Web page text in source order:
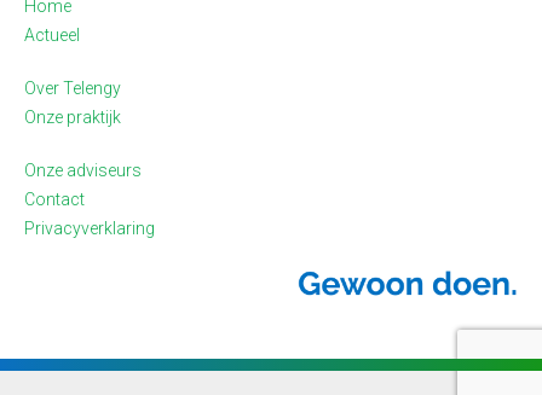
Home
Actueel
Over Telengy
Onze praktijk
Onze adviseurs
Contact
Privacyverklaring